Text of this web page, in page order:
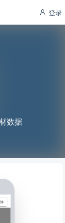
登录
数据